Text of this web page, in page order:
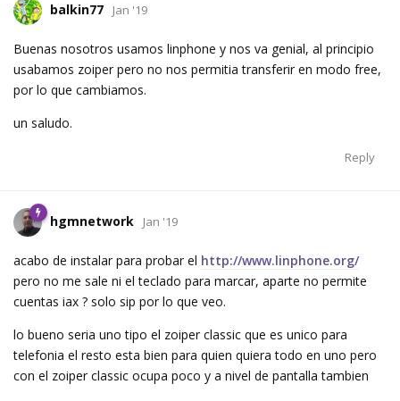
balkin77 Jan '19
Buenas nosotros usamos linphone y nos va genial, al principio
usabamos zoiper pero no nos permitia transferir en modo free,
por lo que cambiamos.
un saludo.
Reply
hgmnetwork Jan '19
acabo de instalar para probar el http://www.linphone.org/
pero no me sale ni el teclado para marcar, aparte no permite
cuentas iax ? solo sip por lo que veo.
lo bueno seria uno tipo el zoiper classic que es unico para
telefonia el resto esta bien para quien quiera todo en uno pero
con el zoiper classic ocupa poco y a nivel de pantalla tambien